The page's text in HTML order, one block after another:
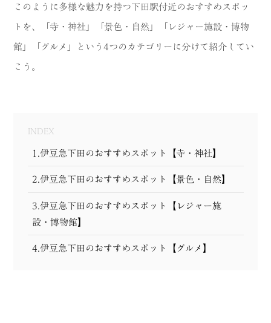
ABOUT
MODEL COURSE
COLUMN
このように多様な魅力を持つ下田駅付近のおすすめスポッ
トを、「寺・神社」「景色・自然」「レジャー施設・博物
館」「グルメ」という4つのカテゴリーに分けて紹介してい
こう。
INDEX
1.伊豆急下田のおすすめスポット【寺・神社】
2.伊豆急下田のおすすめスポット【景色・自然】
3.伊豆急下田のおすすめスポット【レジャー施
設・博物館】
4.伊豆急下田のおすすめスポット【グルメ】